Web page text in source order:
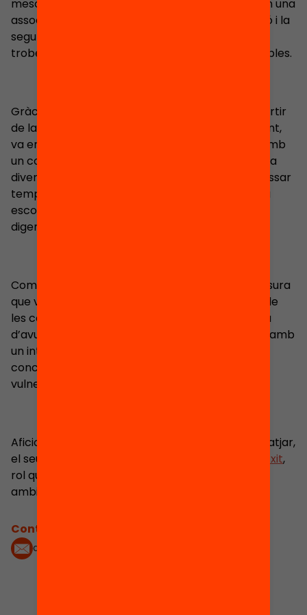
mesos a l’Ile Maurice per iniciar un voluntariat en una
associació que vetlla per l’educació, la protecció i la
seguretat d’infants i joves adolescents que es
troben en risc d’exclusió o en situacions vulnerables.
Gràcies a aquesta experiència, va aconseguir sortir
de la seva zona de confort i créixer personalment,
va entaular i consolidar vincles amb persones amb
un context social i cultural molt diferent al seu, va
divertir-se com mai ho havia fet, va apreciar passar
temps amb persones molt més joves que ell i va
escoltar històries tan divertides com difícils de
digerir.
Com pot apreciar-se, és una persona que a mesura
que viu experiències, observa com la seva visió de
les coses i els seus interessos van canviant. A dia
d’avui afirma que vol dedicar-se a les persones, amb
un interès especial per aquelles més joves i,
concretament, en les que formen part de grups
vulnerables o en risc d’exclusió.
Aficionat al cinema, la fotografia, el disseny i a viatjar,
el seu repte actual es dinamitzar el
projecte Lecxit,
rol que, evidentment, afronta amb curiositat i
ambició.
Contacta'm:
apotel@fbofill.cat